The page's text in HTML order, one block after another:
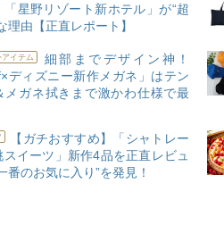
「星野リゾート新ホテル」が“超
理由【正直レポート】
イテム
細部までデザイン神！
ディズニー新作メガネ」はテン
メガネ拭きまで激かわ仕様で最
【ガチおすすめ】「シャトレー
スイーツ」新作4品を正直レビュ
番のお気に入り”を発見！